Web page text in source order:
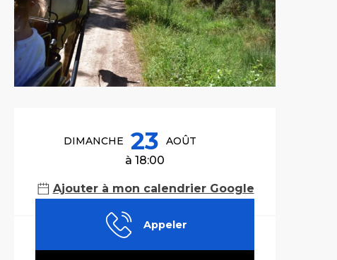
Ouverture et
DIMANCHE 23 AOÛT
à 18:00
Ajouter à mon calendrier Google
Appeler